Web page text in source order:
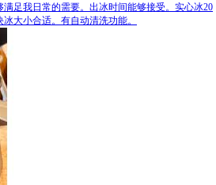
足我日常的需要。出冰时间能够接受。实心冰20
大小合适。有自动清洗功能。